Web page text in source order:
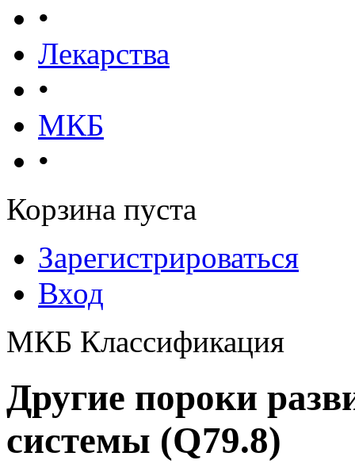
•
Лекарства
•
МКБ
•
Корзина пуста
Зарегистрироваться
Вход
МКБ Классификация
Другие пороки
системы (Q79.8)